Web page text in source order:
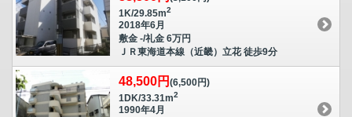
1K/29.85m2
2018年6月
敷金 -/礼金 6万円
ＪＲ東海道本線（近畿）立花 徒歩9分
48,500円 (6,500円)
1DK/33.31m2
1990年4月